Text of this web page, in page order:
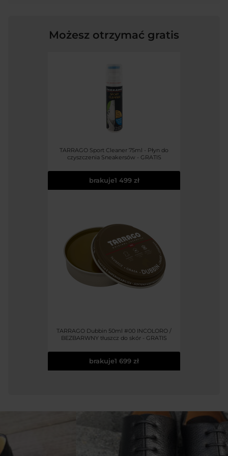
Możesz otrzymać gratis
TARRAGO Sport Cleaner 75ml - Płyn do
czyszczenia Sneakersów - GRATIS
brakuje1 499 zł
TARRAGO Dubbin 50ml #00 INCOLORO /
BEZBARWNY tłuszcz do skór - GRATIS
brakuje1 699 zł